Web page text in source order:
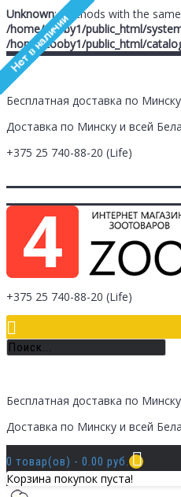
Unknown: Methods with the
/home/zooby1/public_html/
/home/zooby1/public_html/
Бесплатная доставка по
Доставка по Минску и всей
+375 25 740-88-20 (Life)
+375 25 740-88-20 (Life)
Бесплатная доставка по
Доставка по Минску и всей
0 товар(ов) - 0.00 руб.
Корзина покупок пуста!